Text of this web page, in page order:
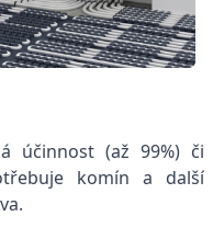
účinnost (až 99%) či
komín a další